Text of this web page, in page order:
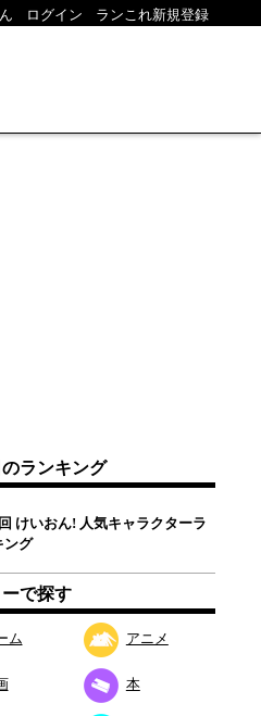
ログイン ランこれ新規登録
ランキング
けいおん! 人気キャラクターラ
ング
で探す
ム アニメ
本